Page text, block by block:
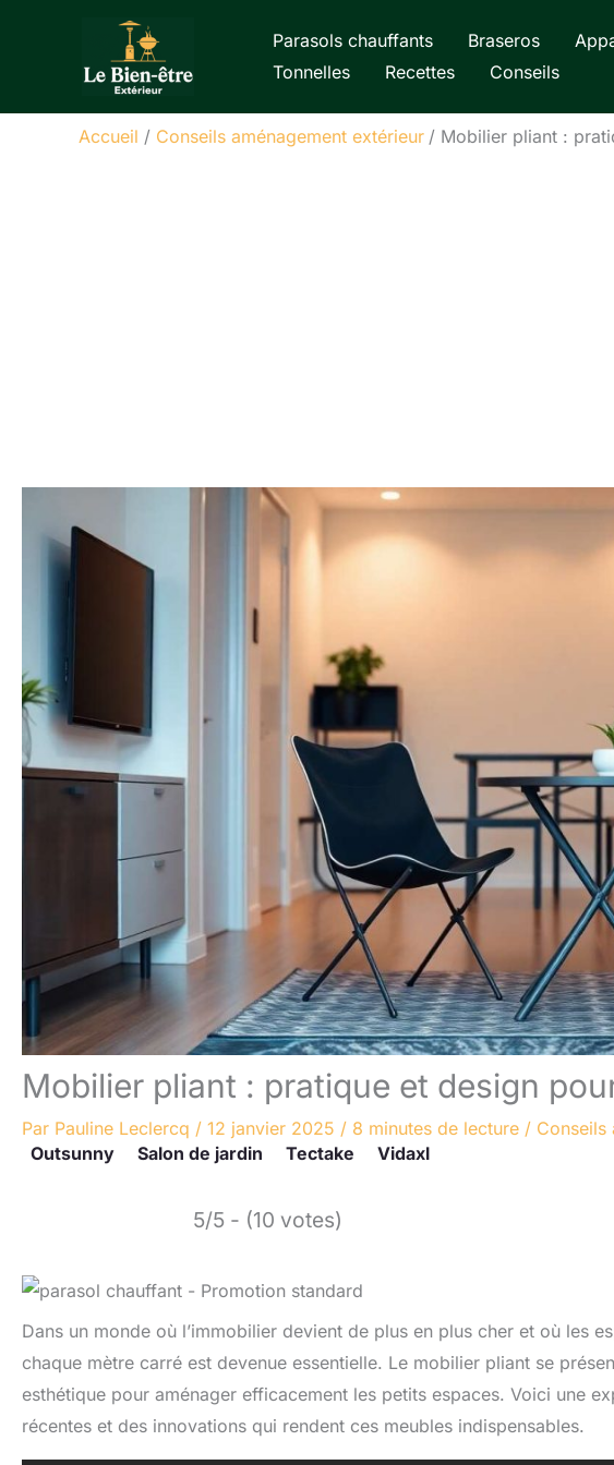
Parasols chauffants Braseros
Tonnelles
Recettes Conseils
Accueil Conseils aménagement extérieur Mobilier pliant :
Mobilier pliant : pratique et design
Par Pauline Leclercq / 12 janvier 2025 / 8 minutes de lecture / Conseils
Outsunny
Salon de jardin Tectake Vidaxl
5/5 - (10 votes)
Dans un monde où l’immobilier devient de plus en plus cher et où les
chaque mètre carré est devenue essentielle. Le mobilier pliant se
esthétique pour aménager efficacement les petits espaces. Voici une
récentes et des innovations qui rendent ces meubles indispensables.